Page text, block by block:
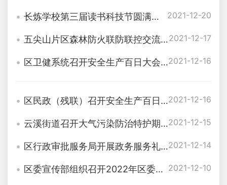
长炼学校第三届读书科技节圆满落幕 2021-12-20
五尖山片区森林防火联防联控交流会在路口镇枧冲村召开2021-12-17
区卫健系统召开安全生产百日大会战工作调度会2021-12-16
区民政（残联）召开安全生产百日大会战工作调度会2021-12-16
云溪街道召开大气污染防治特护期部署会2021-12-15
区行政审批服务局开展政务服务礼仪培训2021-12-14
区委宣传部组织召开2022年区委理论宣讲团聘任会暨党的十九届六中全会精神宣讲培训会 2021-12-10